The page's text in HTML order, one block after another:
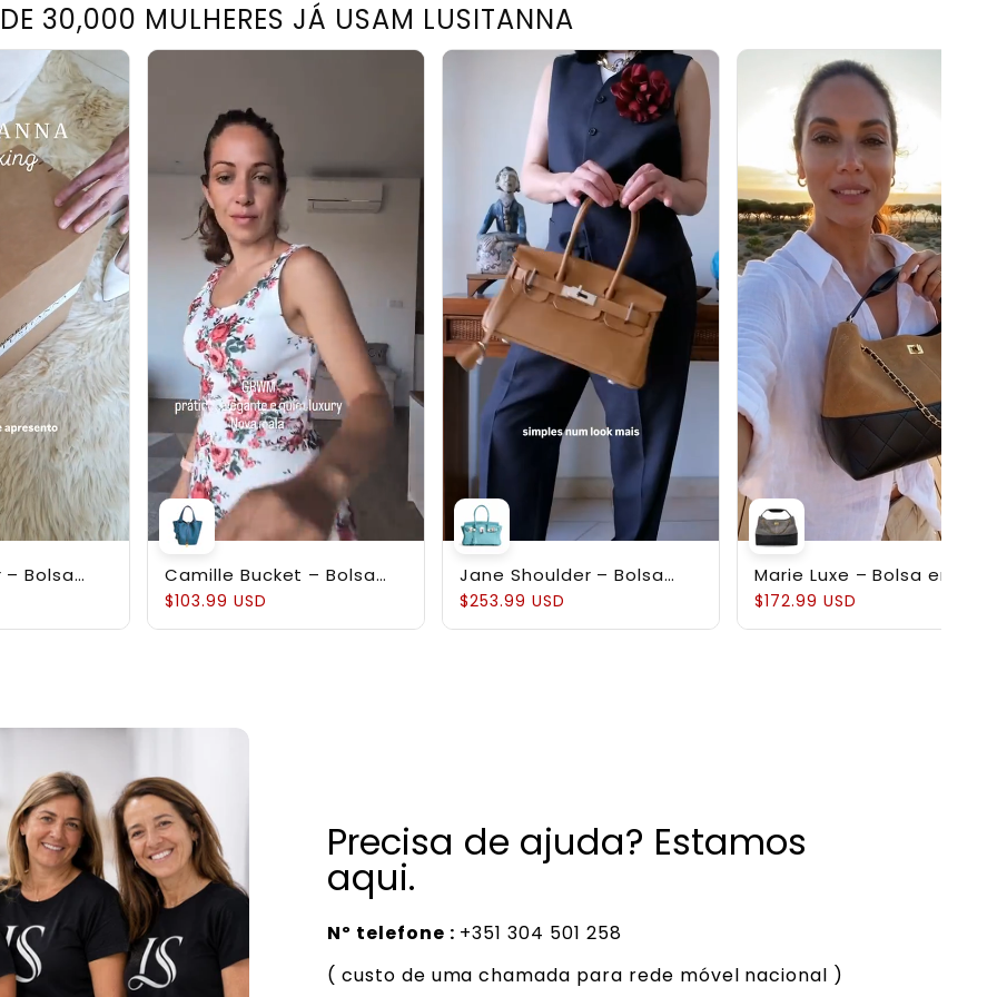
30,000 MULHERES JÁ USAM LUSITANNA
– Bolsa
Camille Bucket – Bolsa
Bucket em Couro Bovino
$103.99 USD
Jane Shoulder – Bolsa
Estruturada em Couro
$253.99 USD
Marie Luxe – Bolsa em
Couro Genuíno
$172.99 USD
Precisa de ajuda? Estamos
aqui.
Nº telefone : +351 304 501 258
( custo de uma chamada para rede móvel nacional )